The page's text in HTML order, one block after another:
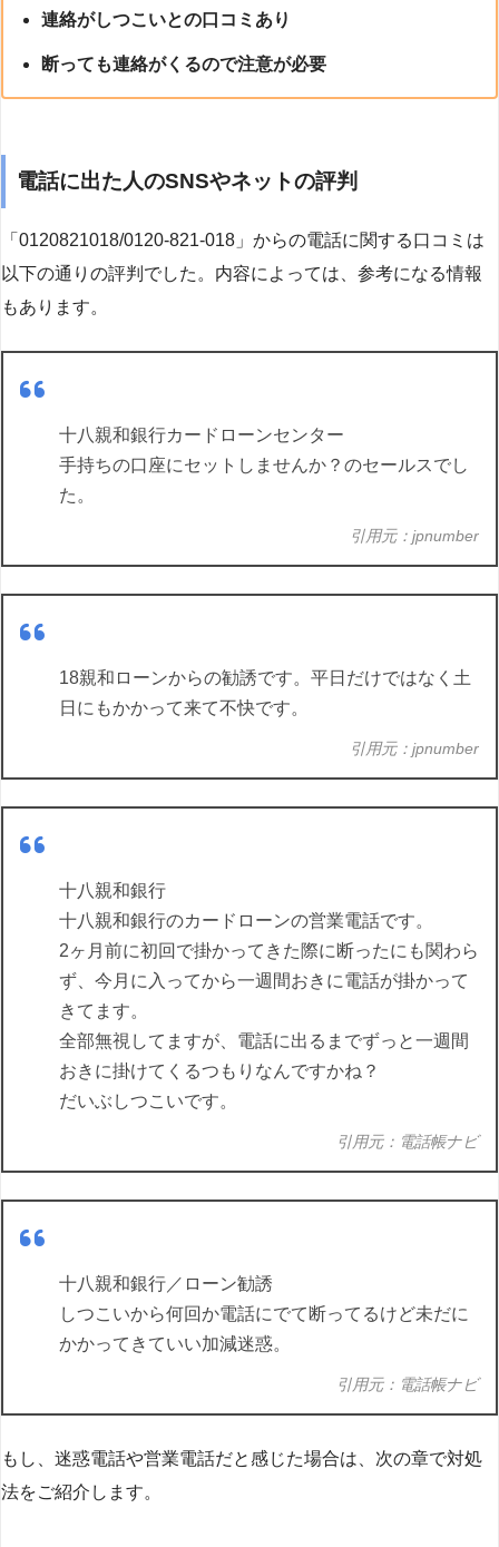
連絡がしつこいとの口コミあり
断っても連絡がくるので注意が必要
電話に出た人のSNSやネットの評判
「0120821018/0120-821-018」からの電話に関する口コミは
以下の通りの評判でした。内容によっては、参考になる情報
もあります。
十八親和銀行カードローンセンター
手持ちの口座にセットしませんか？のセールスでし
た。
引用元：jpnumber
18親和ローンからの勧誘です。平日だけではなく土
日にもかかって来て不快です。
引用元：jpnumber
十八親和銀行
十八親和銀行のカードローンの営業電話です。
2ヶ月前に初回で掛かってきた際に断ったにも関わら
ず、今月に入ってから一週間おきに電話が掛かって
きてます。
全部無視してますが、電話に出るまでずっと一週間
おきに掛けてくるつもりなんですかね？
だいぶしつこいです。
引用元：電話帳ナビ
十八親和銀行／ローン勧誘
しつこいから何回か電話にでて断ってるけど未だに
かかってきていい加減迷惑。
引用元：電話帳ナビ
もし、迷惑電話や営業電話だと感じた場合は、次の章で対処
法をご紹介します。